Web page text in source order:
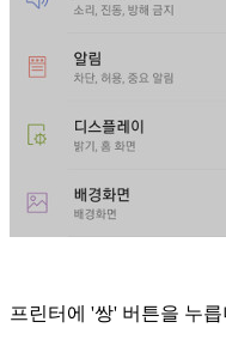
프린터에 '쌍' 버튼을 누릅